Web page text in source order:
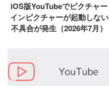
iOS版YouTubeでピクチャー
インピクチャーが起動しない
不具合が発生（2026年7月）